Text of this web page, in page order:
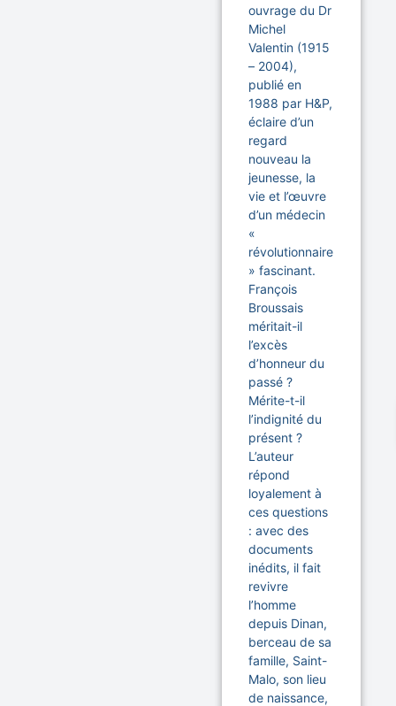
ouvrage du Dr
Michel
Valentin (1915
– 2004),
publié en
1988 par H&P,
éclaire d’un
regard
nouveau la
jeunesse, la
vie et l’œuvre
d’un médecin
«
révolutionnaire
» fascinant.
François
Broussais
méritait-il
l’excès
d’honneur du
passé ?
Mérite-t-il
l’indignité du
présent ?
L’auteur
répond
loyalement à
ces questions
: avec des
documents
inédits, il fait
revivre
l’homme
depuis Dinan,
berceau de sa
famille, Saint-
Malo, son lieu
de naissance,